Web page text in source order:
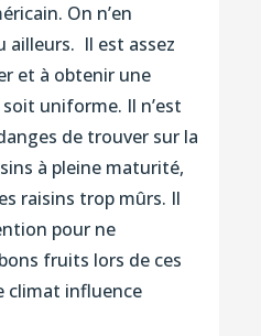
On n’en
ailleurs. Il est assez
et à obtenir une
uniforme. Il n’est
de trouver sur la
à pleine maturité,
raisins trop mûrs. Il
pour ne
fruits lors de ces
climat influence